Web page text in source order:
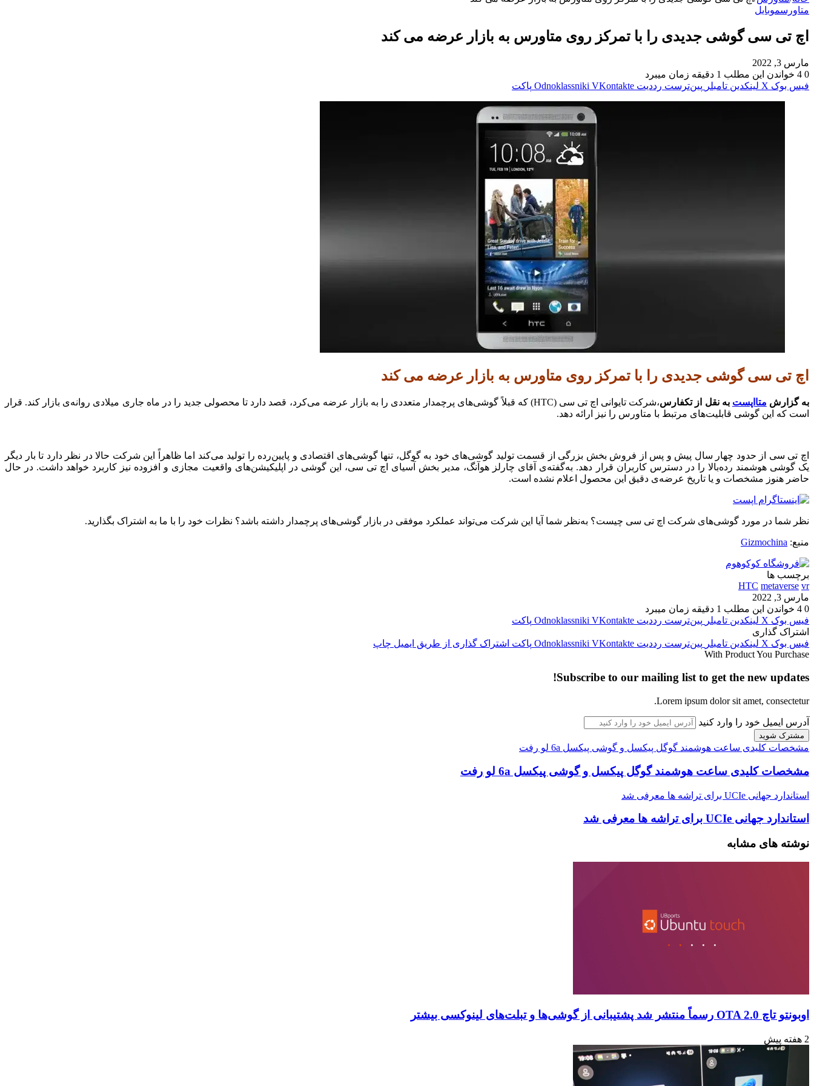
متاورسموبایل
اچ تی سی گوشی جدیدی را با تمرکز روی متاورس به بازار عرضه می کند
مارس 3, 2022
0
خواندن این مطلب 1 دقیقه زمان میبرد
فیس بوک X لینکدین ‫تامبلر ‫پین‌ترست ‫رددیت ‫VKontakte
‫Odnoklassniki پاکت
اچ تی سی گوشی جدیدی را با تمرکز روی متاورس به بازار عرضه می کند
به گزارش متااپست به نقل از تکفارس
،شرکت تایوانی اچ تی سی (HTC) که قبلاً گوشی‌های پرچمدار متعددی را به بازار عرضه می‌کرد، قصد دارد تا محصولی جدید را در ماه جاری میلادی روانه‌ی بازار کند. قرار
است که این گوشی قابلیت‌های مرتبط با متاورس را نیز ارائه دهد.
اچ تی سی از حدود چهار سال پیش و پس از فروش بخش بزرگی از قسمت تولید گوشی‌های خود به گوگل، تنها گوشی‌های اقتصادی و پایین‌رده را تولید می‌کند اما ظاهراً این شرکت حالا در نظر دارد تا بار دیگر
یک گوشی هوشمند رده‌بالا را در دسترس کاربران قرار دهد. به‌گفته‌ی آقای چارلز هوآنگ، مدیر بخش آسیای اچ تی سی، این گوشی در اپلیکیشن‌های واقعیت مجازی و افزوده نیز کاربرد خواهد داشت. در حال
حاضر هنوز مشخصات و یا تاریخ عرضه‌ی دقیق این محصول اعلام نشده است.
نظر شما در مورد گوشی‌های شرکت اچ تی سی چیست؟ به‌نظر شما آیا این شرکت می‌تواند عملکرد موفقی در بازار گوشی‌های پرچمدار داشته باشد؟ نظرات خود را با ما به اشتراک بگذارید.
منبع: Gizmochina
برچسب ها
HTC metaverse vr
مارس 3, 2022
0
خواندن این مطلب 1 دقیقه زمان میبرد
فیس بوک X لینکدین ‫تامبلر ‫پین‌ترست ‫رددیت ‫VKontakte
‫Odnoklassniki پاکت
اشتراک گذاری
فیس بوک X لینکدین ‫تامبلر ‫پین‌ترست ‫رددیت ‫VKontakte
‫Odnoklassniki پاکت اشتراک گذاری از طریق ایمیل چاپ
With Product You Purchase
Subscribe to our mailing list to get the new updates!
Lorem ipsum dolor sit amet, consectetur.
آدرس ایمیل خود را وارد کنید
مشخصات کلیدی ساعت هوشمند گوگل پیکسل و گوشی پیکسل 6a لو رفت
مشخصات کلیدی ساعت هوشمند گوگل پیکسل و گوشی پیکسل 6a لو رفت
استاندارد جهانی UCIe برای تراشه ها معرفی شد
استاندارد جهانی UCIe برای تراشه ها معرفی شد
نوشته های مشابه
اوبونتو تاچ OTA 2.0 رسماً منتشر شد پشتیبانی از گوشی‌ها و تبلت‌های لینوکسی بیشتر
2 هفته پیش